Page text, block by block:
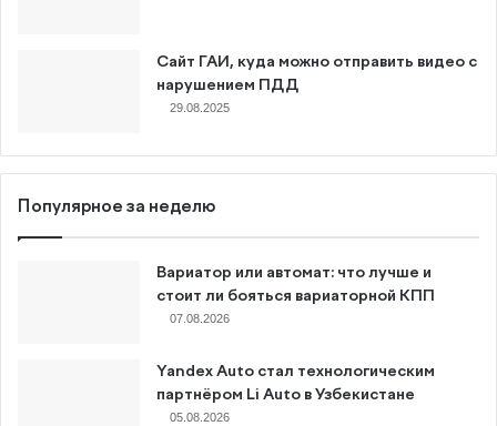
Сайт ГАИ, куда можно отправить видео с
нарушением ПДД
29.08.2025
Популярное за неделю
Вариатор или автомат: что лучше и
стоит ли бояться вариаторной КПП
07.08.2026
Yandex Auto стал технологическим
партнёром Li Auto в Узбекистане
05.08.2026